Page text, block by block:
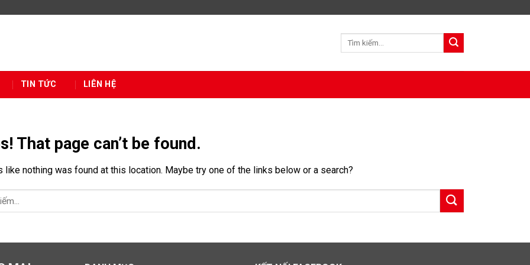
TIN TỨC LIÊN HỆ
That page can’t be found.
like nothing was found at this location. Maybe try one of the links below or a search?